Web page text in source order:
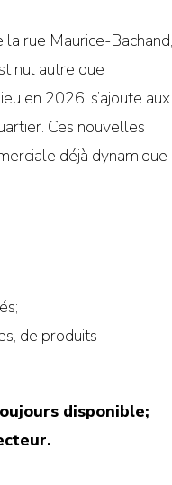
rue Maurice-Bachand,
nul autre que
en 2026, s’ajoute aux
Ces nouvelles
déjà dynamique
de produits
disponible;